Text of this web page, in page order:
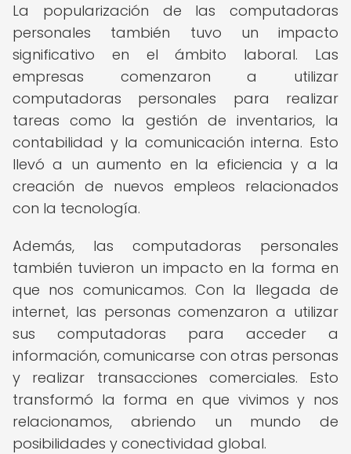
La popularización de las computadoras
personales también tuvo un impacto
significativo en el ámbito laboral. Las
empresas comenzaron a utilizar
computadoras personales para realizar
tareas como la gestión de inventarios, la
contabilidad y la comunicación interna. Esto
llevó a un aumento en la eficiencia y a la
creación de nuevos empleos relacionados
con la tecnología.
Además, las computadoras personales
también tuvieron un impacto en la forma en
que nos comunicamos. Con la llegada de
internet, las personas comenzaron a utilizar
sus computadoras para acceder a
información, comunicarse con otras personas
y realizar transacciones comerciales. Esto
transformó la forma en que vivimos y nos
relacionamos, abriendo un mundo de
posibilidades y conectividad global.